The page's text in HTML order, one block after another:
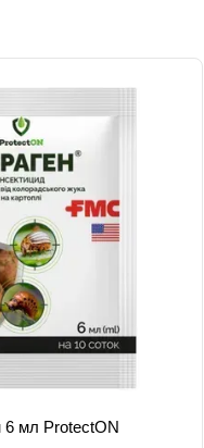
6 мл ProtectON